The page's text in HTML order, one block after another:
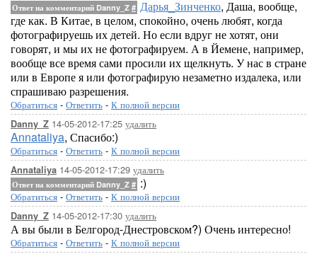
Ответ на комментарий Danny_Z # Дарья_Зинченко, Даша, вообще,
где как. В Китае, в целом, спокойно, очень любят, когда
фотографируешь их детей. Но если вдруг не хотят, они
говорят, и мы их не фотографируем. А в Йемене, например,
вообще все время сами просили их щелкнуть. У нас в стране
или в Европе я или фотографирую незаметно издалека, или
спрашиваю разрешения.
Обратиться - Ответить - К полной версии
Danny_Z 14-05-2012-17:25 удалить
Annataliya, Спасибо:)
Обратиться - Ответить - К полной версии
Annataliya 14-05-2012-17:29 удалить
Ответ на комментарий Danny_Z # :)
Обратиться - Ответить - К полной версии
Danny_Z 14-05-2012-17:30 удалить
А вы были в Белгород-Днестровском?) Очень интересно!
Обратиться - Ответить - К полной версии